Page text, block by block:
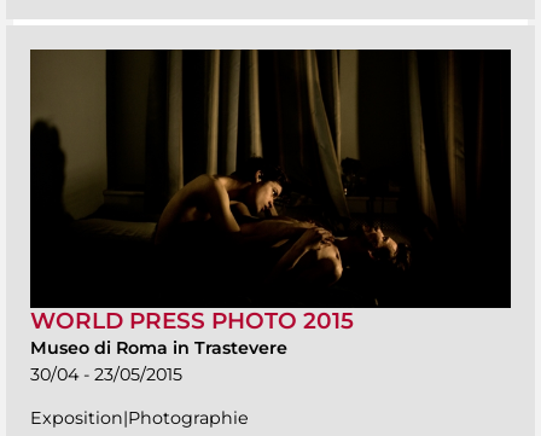
WORLD PRESS PHOTO 2015
Museo di Roma in Trastevere
30/04 - 23/05/2015
Exposition|Photographie